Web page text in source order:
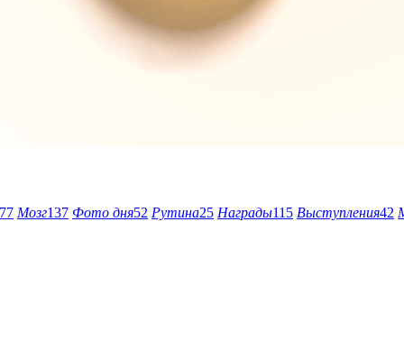
Мозг137 Фото дня52 Рутина25 Награды115 Выступления42